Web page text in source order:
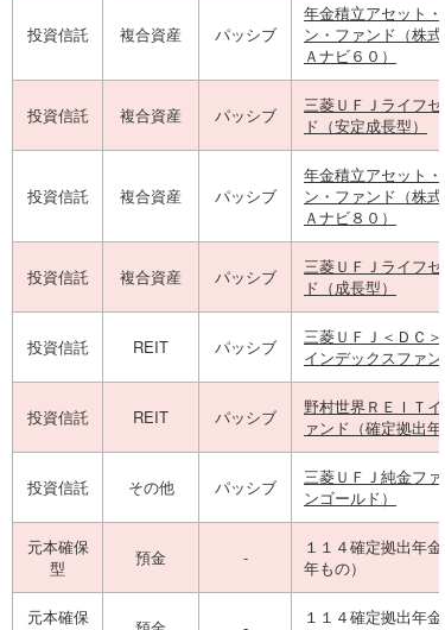
投資信託 複合資産 パッシブ
年金積立アセット
ン・ファンド（株
Ａナビ６０）
投資信託 複合資産 パッシブ
三菱ＵＦＪライフ
ド（安定成長型）
投資信託 複合資産 パッシブ
年金積立アセット
ン・ファンド（株
Ａナビ８０）
投資信託 複合資産 パッシブ
三菱ＵＦＪライフ
ド（成長型）
投資信託 REIT パッシブ
三菱ＵＦＪ＜ＤＣ
インデックスファン
投資信託 REIT パッシブ
野村世界ＲＥＩＴ
ァンド（確定拠出年
投資信託 その他 パッシブ
三菱ＵＦＪ純金フ
ンゴールド）
元本確保
型
預金 -
１１４確定拠出年
年もの）
元本確保
１１４確定拠出年